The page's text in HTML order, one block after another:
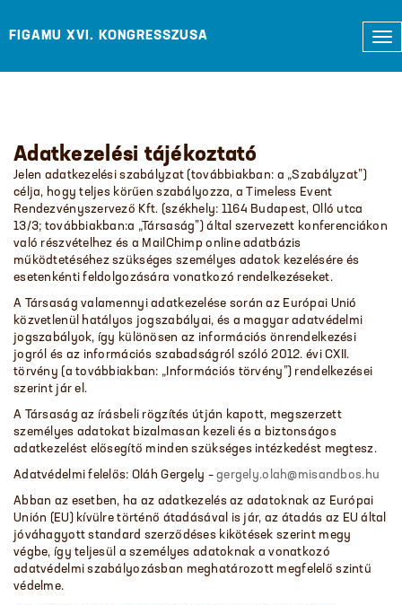
FIGAMU XVI. KONGRESSZUSA
Adatkezelési tájékoztató
Jelen adatkezelési szabályzat (továbbiakban: a „Szabályzat”)
célja, hogy teljes körűen szabályozza, a Timeless Event
Rendezvényszervező Kft. (székhely: 1164 Budapest, Olló utca
13/3; továbbiakban:a „Társaság”) által szervezett konferenciákon
való részvételhez és a MailChimp online adatbázis
működtetéséhez szükséges személyes adatok kezelésére és
esetenkénti feldolgozására vonatkozó rendelkezéseket.
A Társaság valamennyi adatkezelése során az Európai Unió
közvetlenül hatályos jogszabályai, és a magyar adatvédelmi
jogszabályok, így különösen az információs önrendelkezési
jogról és az információs szabadságról szóló 2012. évi CXII.
törvény (a továbbiakban: „Információs törvény”) rendelkezései
szerint jár el.
A Társaság az írásbeli rögzítés útján kapott, megszerzett
személyes adatokat bizalmasan kezeli és a biztonságos
adatkezelést elősegítő minden szükséges intézkedést megtesz.
Adatvédelmi felelős: Oláh Gergely –gergely.olah@misandbos.hu
Abban az esetben, ha az adatkezelés az adatoknak az Európai
Unión (EU) kívülre történő átadásával is jár, az átadás az EU által
jóváhagyott standard szerződéses kikötések szerint megy
végbe, így teljesül a személyes adatoknak a vonatkozó
adatvédelmi szabályozásban meghatározott megfelelő szintű
védelme.